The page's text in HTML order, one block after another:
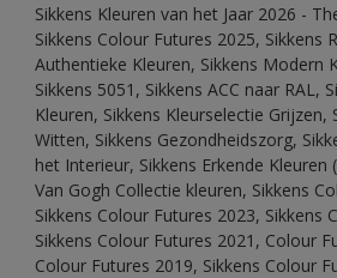
Sikkens Kleuren van het Jaar 2026 -
Sikkens Colour Futures 2025, Sikkens
Authentieke Kleuren, Sikkens Modern
Sikkens 5051, Sikkens ACC naar RAL,
Kleuren, Sikkens Kleurselectie Grijzen,
Witten, Sikkens Gezondheidszorg,
het Interieur, Sikkens Erkende Kleuren
Van Gogh Collectie kleuren, Sikkens
Sikkens Colour Futures 2023, Sikkens
Sikkens Colour Futures 2021, Colour
Colour Futures 2019, Sikkens Colour